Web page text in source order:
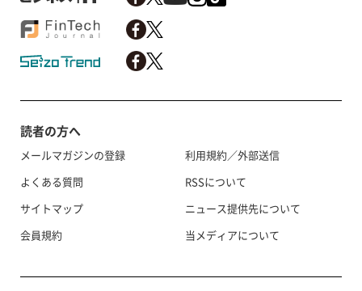
読者の方へ
メールマガジンの登録
よくある質問
サイトマップ
会員規約
利用規約／外部送信
RSSについて
ニュース提供先について
当メディアについて